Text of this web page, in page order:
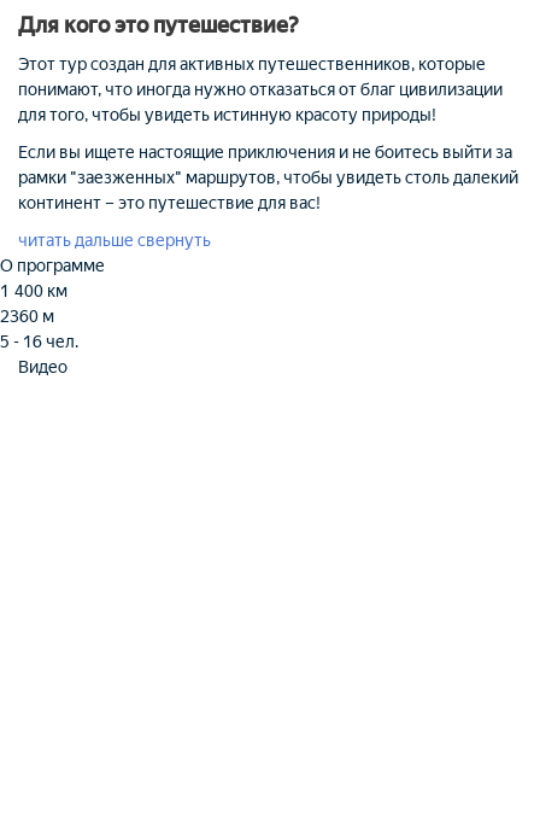
Для кого это путешествие?
Этот тур создан для активных путешественников, которые
понимают, что иногда нужно отказаться от благ цивилизации
для того, чтобы увидеть истинную красоту природы!
Если вы ищете настоящие приключения и не боитесь выйти за
рамки "заезженных" маршрутов, чтобы увидеть столь далекий
континент – это путешествие для вас!
читать дальше свернуть
О программе
1 400 км
2360 м
5 - 16 чел.
Видео